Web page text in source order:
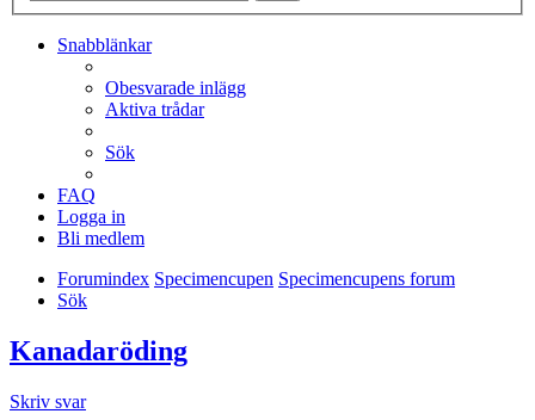
Snabblänkar
Obesvarade inlägg
Aktiva trådar
Sök
FAQ
Logga in
Bli medlem
Forumindex Specimencupen Specimencupens forum
Sök
Kanadaröding
Skriv svar